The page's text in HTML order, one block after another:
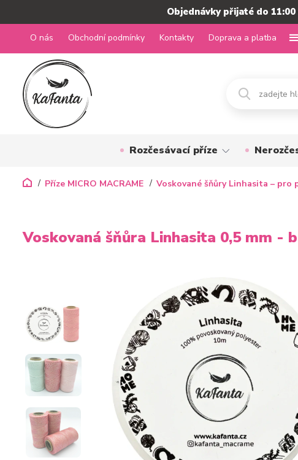
Objednávky přijaté do
O nás Obchodní podmínky Kontakty Doprava a platba
Rozčesávací příze
Příze MICRO MACRAME Voskované šňůry Linhasita – pro
Voskovaná šňůra Linhasita 0,5 mm -